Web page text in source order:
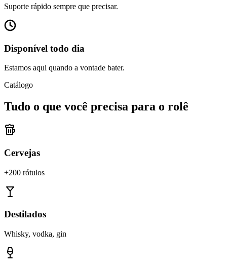
Suporte rápido sempre que precisar.
Disponível todo dia
Estamos aqui quando a vontade bater.
Catálogo
Tudo o que você precisa para o rolê
Cervejas
+200 rótulos
Destilados
Whisky, vodka, gin